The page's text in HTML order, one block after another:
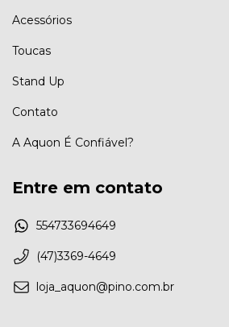
Acessórios
Toucas
Stand Up
Contato
A Aquon É Confiável?
Entre em contato
554733694649
(47)3369-4649
loja_aquon@pino.com.br